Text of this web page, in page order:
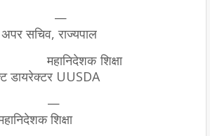
राज्यपाल
महानिदेशक शिक्षा
UUSDA
शिक्षा